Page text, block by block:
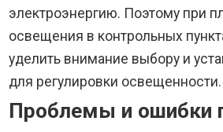
электроэнергию. Поэтому при
освещения в контрольных
уделить внимание выбору и
для регулировки освещенности.
Проблемы и ошибки